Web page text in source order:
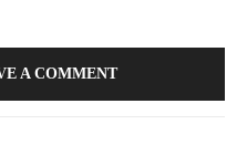
A COMMENT